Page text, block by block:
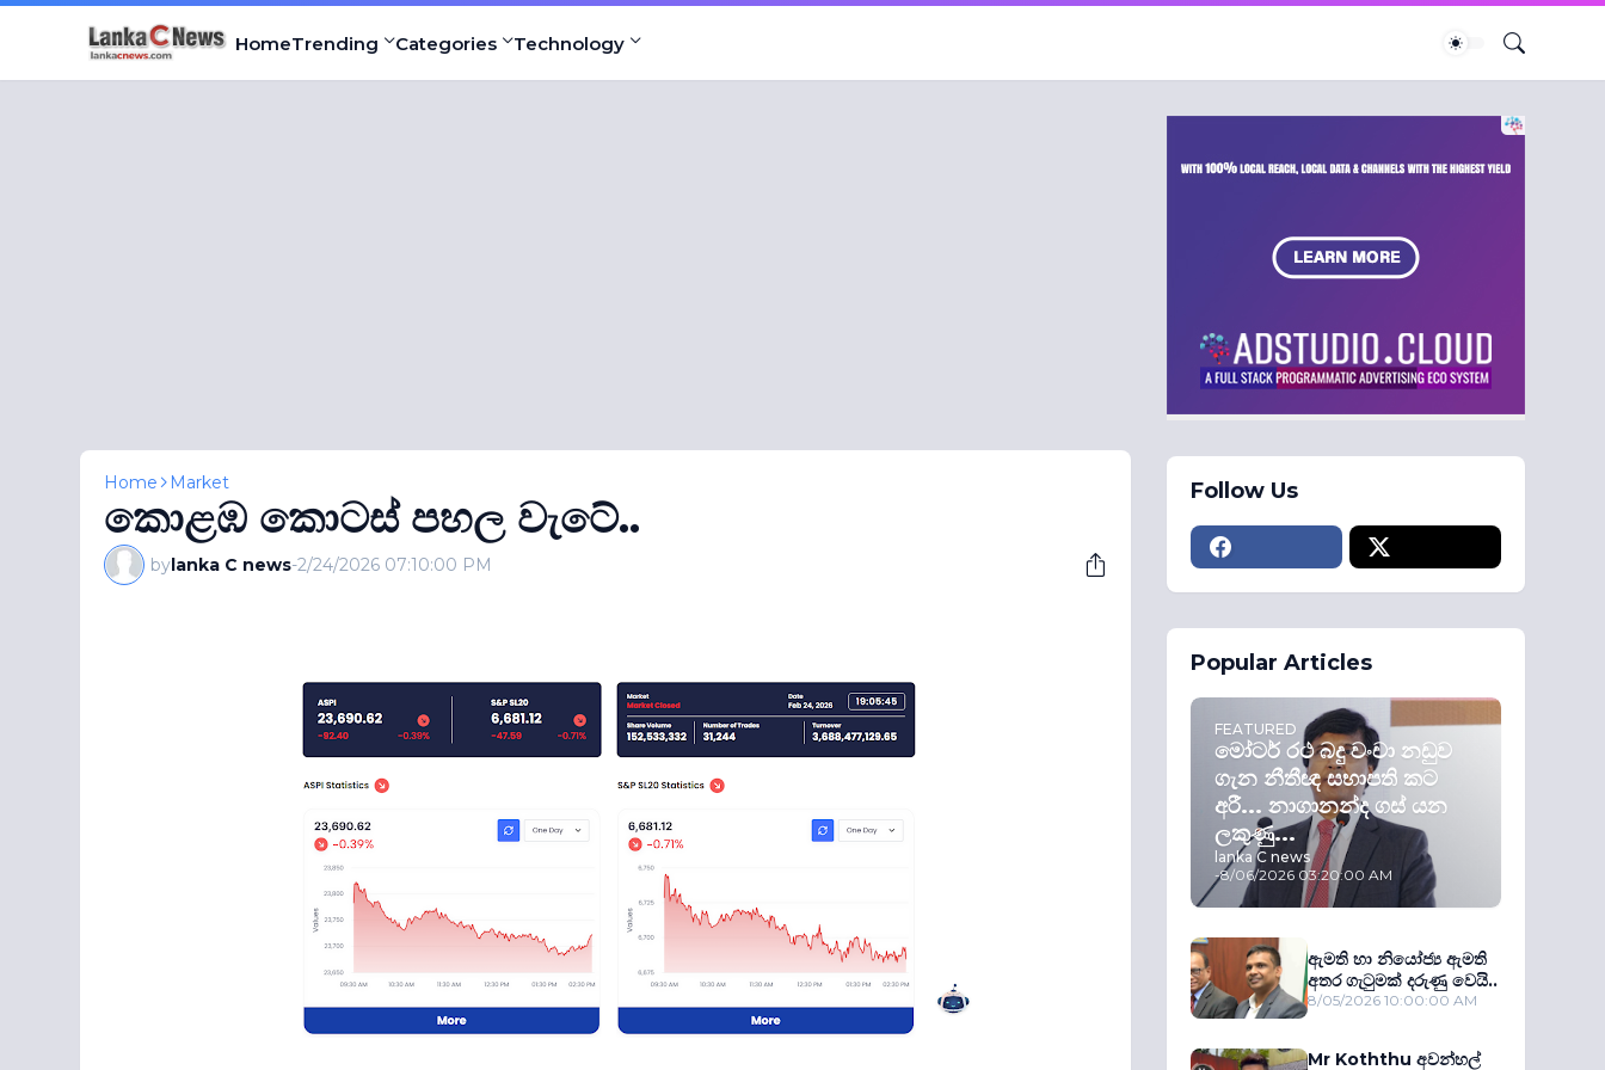
HomeTrending Categories Technology
Home Market
කොළඹ කොටස් පහල වැටේ..
bylanka C news-2/24/2026 07:10:00 PM
Follow Us
Popular Articles
FEATURED
මෝටර් රථ බදු වංචා නඩුව
ගැන නීතීඥ සභාපති කට
අරී... නාගානන්ද ගස් යන
ලකුණු...
lanka C news
-8/06/2026 03:20:00 AM
ඇමති හා නියෝජ්‍ය ඇමති
අතර ගැටුමක් දරුණු වෙයි..
8/05/2026 10:00:00 AM
Mr Koththu අවන්හල්